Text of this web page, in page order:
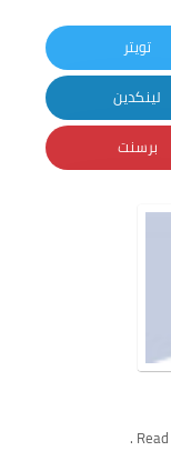
تويتر
لينكدين
برسنت